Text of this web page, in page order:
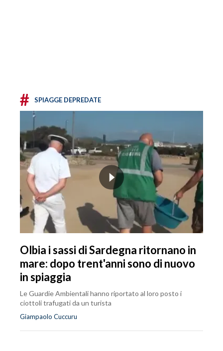
# SPIAGGE DEPREDATE
Olbia i sassi di Sardegna ritornano in
mare: dopo trent'anni sono di nuovo
in spiaggia
Le Guardie Ambientali hanno riportato al loro posto i
ciottoli trafugati da un turista
Giampaolo Cuccuru